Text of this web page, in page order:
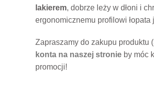
lakierem, dobrze leży w dłoni i
ergonomicznemu profilowi
Zapraszamy do zakupu produktu
konta na naszej stronie by móc
promocji!